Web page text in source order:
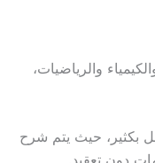
والرياضيات،
بكثير، حيث يتم شرح